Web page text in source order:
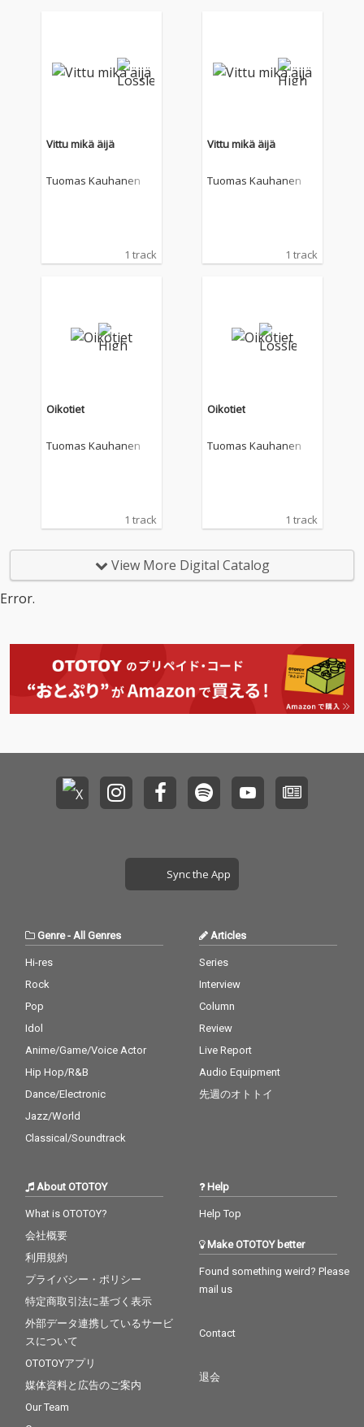
Vittu mikä äijä
Tuomas Kauhanen
1 track
Vittu mikä äijä
Tuomas Kauhanen
1 track
Oikotiet
Tuomas Kauhanen
1 track
Oikotiet
Tuomas Kauhanen
1 track
View More Digital Catalog
Error.
Sync the App
Genre-All Genres
Hi-res
Rock
Pop
Idol
Anime/Game/Voice Actor
Hip Hop/R&B
Dance/Electronic
Jazz/World
Classical/Soundtrack
Articles
Series
Interview
Column
Review
Live Report
Audio Equipment
先週のオトトイ
About OTOTOY
What is OTOTOY?
会社概要
利用規約
プライバシー・ポリシー
特定商取引法に基づく表示
外部データ連携しているサービ
スについて
OTOTOYアプリ
媒体資料と広告のご案内
Our Team
Help
Help Top
Make OTOTOY better
Found something weird? Please
mail us
Contact
退会